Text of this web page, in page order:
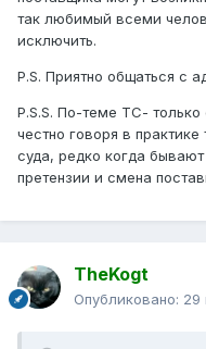
так любимый всеми
исключить.
P.S. Приятно общаться с
P.S.S. По-теме ТС-
честно говоря в
суда, редко когда
претензии и смена
TheKogt
Опубликовано: 29